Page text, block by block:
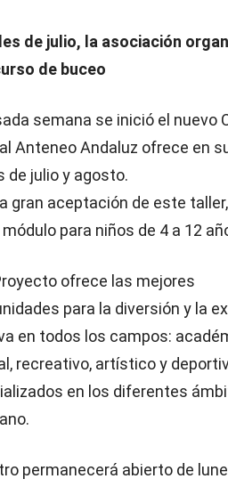
de julio, la asociación
de buceo
semana se inició el nuevo
Anteneo Andaluz ofrece en
de julio y agosto.
gran aceptación de este
para niños de 4 a 12
ofrece las mejores
para la diversión y la
en todos los campos:
recreativo, artístico y
en los diferentes
permanecerá abierto de